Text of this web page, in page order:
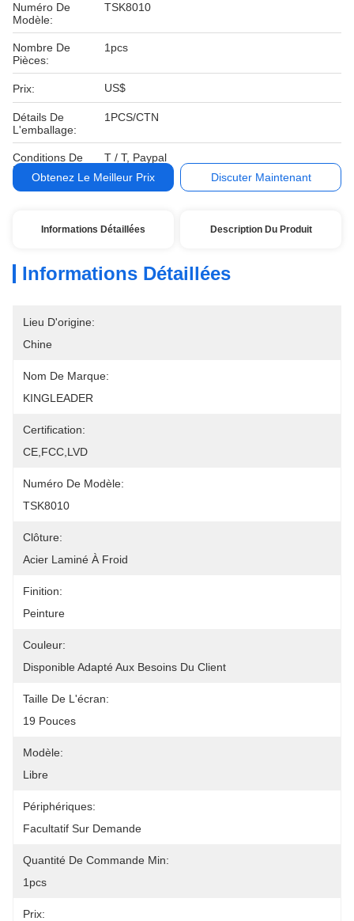
Numéro De
Modèle:
TSK8010
Nombre De
Pièces:
1pcs
Prix: US$
Détails De
L'emballage:
1PCS/CTN
Conditions De
Paiement:
T / T, Paypal
Obtenez Le Meilleur Prix
Discuter Maintenant
Informations Détaillées Description Du Produit
Informations Détaillées
Lieu D'origine:
Chine
Nom De Marque:
KINGLEADER
Certification:
CE,FCC,LVD
Numéro De Modèle:
TSK8010
Clôture:
Acier Laminé À Froid
Finition:
Peinture
Couleur:
Disponible Adapté Aux Besoins Du Client
Taille De L'écran:
19 Pouces
Modèle:
Libre
Périphériques:
Facultatif Sur Demande
Quantité De Commande Min:
1pcs
Prix: